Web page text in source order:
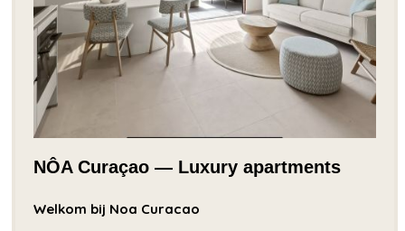
NÔA Curaçao — Luxury apartments
Welkom bij Noa Curacao